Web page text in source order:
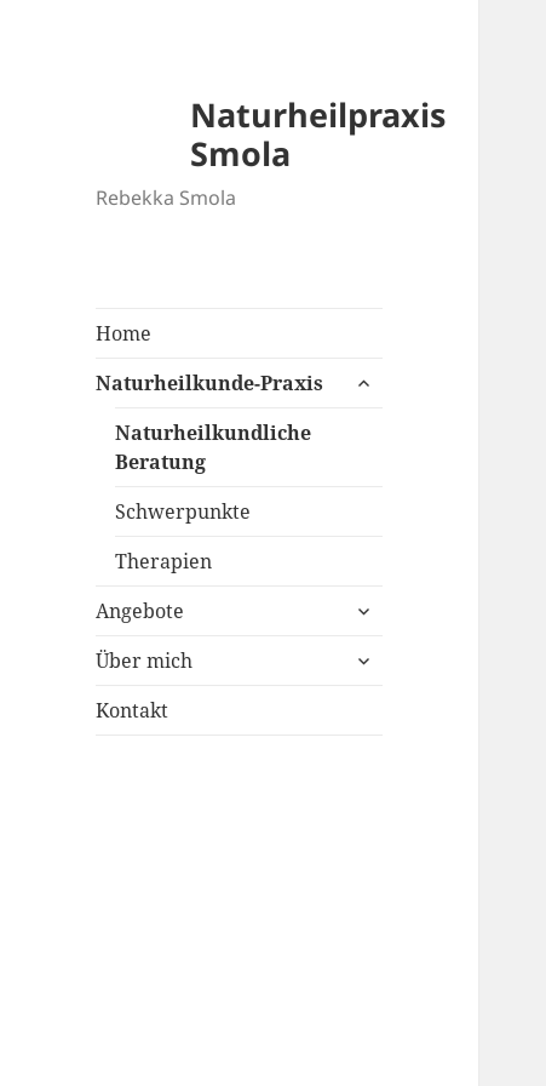
Naturheilpraxis
Smola
Rebekka Smola
Home
Naturheilkunde-Praxis
untermenü
Naturheilkundliche
Beratung
Schwerpunkte
Therapien
Angebote
untermenü
Über mich
untermenü
Kontakt